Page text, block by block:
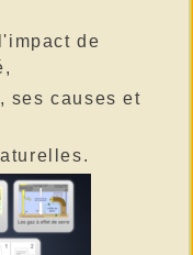
de
ses causes et